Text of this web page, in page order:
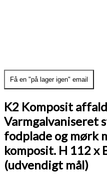
K2 Komposit
Varmgalvaniseret
fodplade og mørk
komposit. H 112 x
(udvendigt mål)
Få en "på lager igen" email